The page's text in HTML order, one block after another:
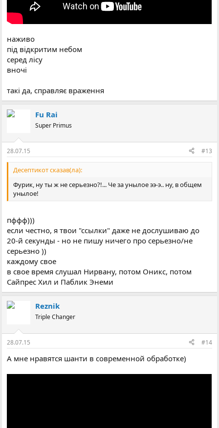
наживо
під відкритим небом
серед лісу
вночі
такі да, справляє враження
Fu Rai
Super Primus
28.07.15 #13
Десептикот сказав(ла):
Фурик, ну ты ж не серьезно?!... Че за унылое ээ-э.. ну, в общем
унылое!
пффф)))
если честно, я твои "ссылки" даже не дослушиваю до
20-й секунды - но не пишу ничего про серьезно/не
серьезно ))
каждому свое
в свое время слушал Нирвану, потом Оникс, потом
Сайпрес Хил и Паблик Энеми
Reznik
Triple Changer
28.07.15 #14
А мне нравятся шанти в современной обработке)